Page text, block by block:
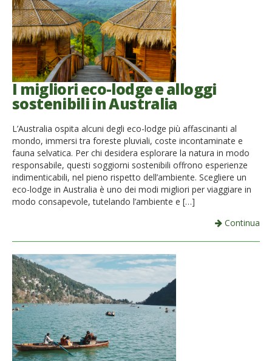
I migliori eco-lodge e alloggi
sostenibili in Australia
L’Australia ospita alcuni degli eco-lodge più affascinanti al
mondo, immersi tra foreste pluviali, coste incontaminate e
fauna selvatica. Per chi desidera esplorare la natura in modo
responsabile, questi soggiorni sostenibili offrono esperienze
indimenticabili, nel pieno rispetto dell’ambiente. Scegliere un
eco-lodge in Australia è uno dei modi migliori per viaggiare in
modo consapevole, tutelando l’ambiente e […]
Continua